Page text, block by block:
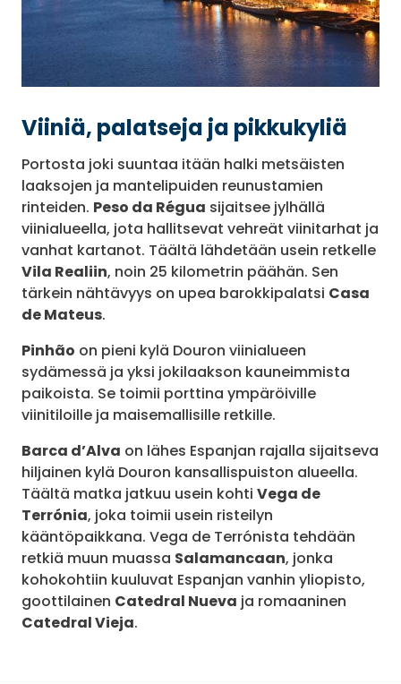
Viiniä, palatseja ja pikkukyliä
Portosta joki suuntaa itään halki metsäisten
laaksojen ja mantelipuiden reunustamien
rinteiden. Peso da Régua sijaitsee jylhällä
viinialueella, jota hallitsevat vehreät viinitarhat ja
vanhat kartanot. Täältä lähdetään usein retkelle
Vila Realiin, noin 25 kilometrin päähän. Sen
tärkein nähtävyys on upea barokkipalatsi Casa
de Mateus.
Pinhão on pieni kylä Douron viinialueen
sydämessä ja yksi jokilaakson kauneimmista
paikoista. Se toimii porttina ympäröiville
viinitiloille ja maisemallisille retkille.
Barca d’Alva on lähes Espanjan rajalla sijaitseva
hiljainen kylä Douron kansallispuiston alueella.
Täältä matka jatkuu usein kohti Vega de
Terrónia, joka toimii usein risteilyn
kääntöpaikkana. Vega de Terrónista tehdään
retkiä muun muassa Salamancaan, jonka
kohokohtiin kuuluvat Espanjan vanhin yliopisto,
goottilainen Catedral Nueva ja romaaninen
Catedral Vieja.